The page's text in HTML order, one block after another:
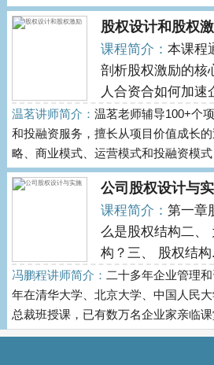
股权设计和股权
课程简介：本课程
剖析股权激励的核
人合资合如何加速
温茗讲师简介： 温茗老师辅导100+个
和投融资服务，擅长从项目价值成长
略、商业模式、运营模式和投融资模
公司股权设计与
课程简介：第一章
么是股权结构二、
构？三、 股权结
冯鹏程讲师简介： 二十多年企业管理
年在清华大学、北京大学、中国人民大
总裁班授课，已有数万名企业家亲临